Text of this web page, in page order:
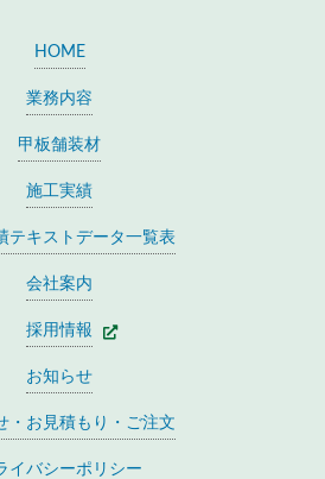
HOME
業務内容
甲板舗装材
施工実績
テキストデータ一覧表
会社案内
採用情報
お知らせ
・お見積もり・ご注文
イバシーポリシー